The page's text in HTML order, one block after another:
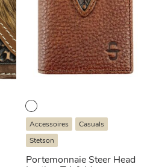
Accessoires
Casuals
Stetson
Portemonnaie Steer Head